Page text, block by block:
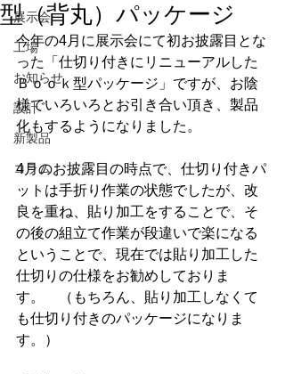
展示会
工場
お知らせ
設計
新製品
コラム
型（背丸）パッケージ
今年の4月に展示会にて初お披露目とな
った「仕切り付きにリニューアルした
Ｂｏｏｋ型パッケージ」ですが、お陰
様でいろいろとお引き合い頂き、製品
化もするようになりました。
4月のお披露目の時点で、仕切り付きパ
ットは手折り作業の状態でしたが、改
良を重ね、貼り加工をすることで、そ
の後の組立て作業が段違いで楽になる
ということで、現在では貼り加工した
仕切りの仕様をお勧めしておりま
す。　（もちろん、貼り加工しなくて
も仕切り付きのパッケージになりま
す。）